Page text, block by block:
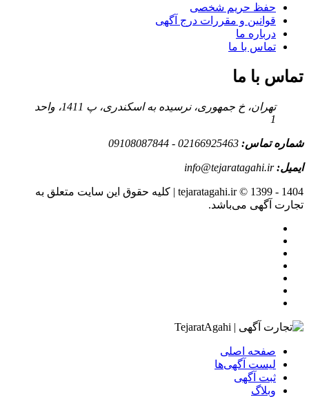
حفظ حریم شخصی
قوانین و مقررات درج آگهی
درباره ما
تماس با ما
تماس با ما
تهران، خ جمهوری، نرسیده به اسکندری، پ 1411، واحد
1
شماره تماس: 02166925463 - 09108087844
ایمیل:info@tejaratagahi.ir
tejaratagahi.ir © 1399 - 1404 | کلیه حقوق این سایت متعلق به
تجارت آگهی می‌باشد.
صفحه اصلی
لیست آگهی‌ها
ثبت آگهی‌
وبلاگ